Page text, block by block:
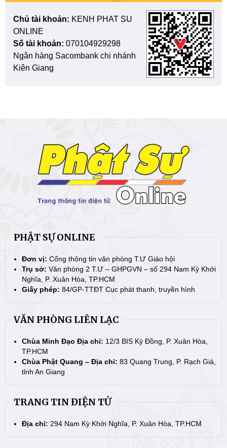
Chủ tài khoản: KENH PHAT SU
ONLINE
Số tài khoản: 070104929298
Ngân hàng Sacombank chi nhánh
Kiên Giang
PHẬT SỰ ONLINE
Đơn vị: Cổng thông tin văn phòng T.Ư Giáo hội
Trụ sở: Văn phòng 2 T.Ư – GHPGVN – số 294 Nam Kỳ Khởi
Nghĩa, P. Xuân Hòa, TP.HCM
Giấy phép: 84/GP-TTĐT Cục phát thanh, truyền hình
VĂN PHÒNG LIÊN LẠC
Chùa Minh Đạo Địa chỉ: 12/3 BIS Kỳ Đồng, P. Xuân Hòa,
TP.HCM
Chùa Phật Quang – Địa chỉ: 83 Quang Trung, P. Rạch Giá,
tỉnh An Giang
TRANG TIN ĐIỆN TỬ
Địa chỉ: 294 Nam Kỳ Khởi Nghĩa, P. Xuân Hòa, TP.HCM